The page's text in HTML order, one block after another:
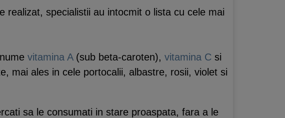
realizat, specialistii au intocmit o lista cu cele mai
vitamina A(sub beta-caroten), vitamina C si
mai ales in cele portocalii, albastre, rosii, violet si
sa le consumati in stare proaspata, fara a le